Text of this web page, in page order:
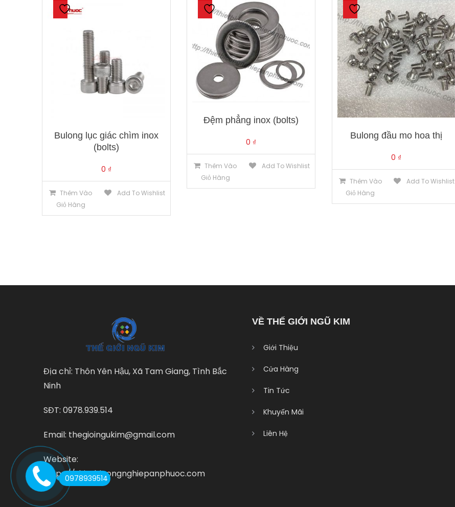
Bulong lục giác chìm inox
(bolts)
0 ₫
Thêm Vào
Giỏ Hàng
Add To Wishlist
Đệm phẳng inox (bolts)
0 ₫
Thêm Vào
Giỏ Hàng
Add To Wishlist
Bulong đầu mo hoa thị
0 ₫
Thêm Vào
Giỏ Hàng
Add To Wishlist
Địa chỉ: Thôn Yên Hậu, Xã Tam Giang, Tình Bắc
Ninh
SĐT: 0978.939.514
Email: thegioingukim@gmail.com
Website:
https://thietbicongnghiepanphuoc.com
VỀ THẾ GIỚI NGŨ KIM
Giới Thiệu
Cửa Hàng
Tin Tức
Khuyến Mãi
Liên Hệ
0978939514